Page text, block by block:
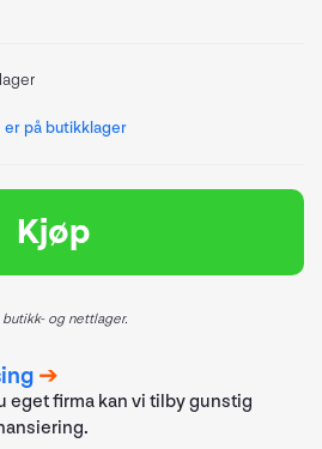
er på butikklager
Kjøp
og nettlager.
eget firma kan vi tilby gunstig